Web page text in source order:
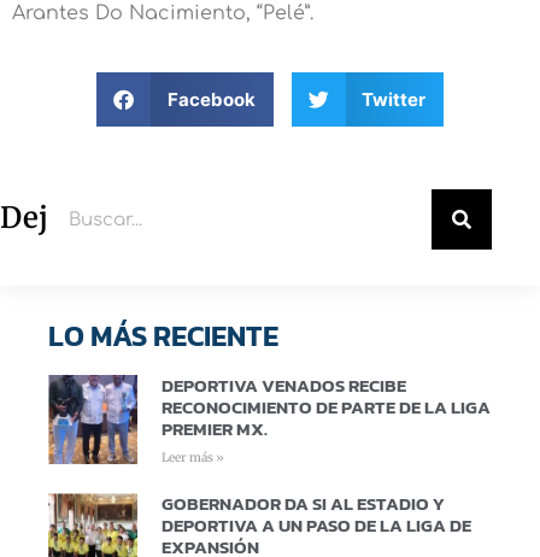
Arantes Do Nacimiento, “Pelé”.
Facebook Twitter
Deja un comentario
LO MÁS RECIENTE
DEPORTIVA VENADOS RECIBE
RECONOCIMIENTO DE PARTE DE LA LIGA
PREMIER MX.
Leer más »
GOBERNADOR DA SI AL ESTADIO Y
DEPORTIVA A UN PASO DE LA LIGA DE
EXPANSIÓN